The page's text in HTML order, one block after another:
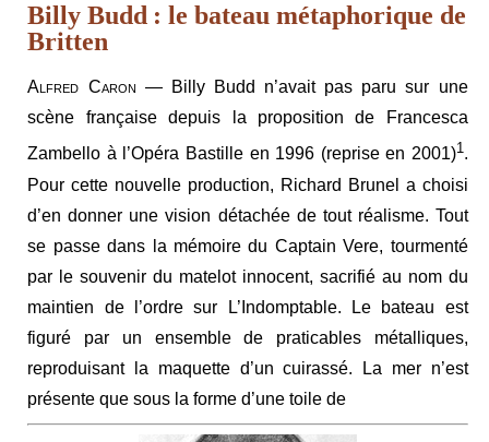
Billy Budd : le bateau métaphorique de
Britten
Alfred Caron — Billy Budd n’avait pas paru sur une
scène française depuis la proposition de Francesca
Zambello à l’Opéra Bastille en 1996 (reprise en 2001)1.
Pour cette nouvelle production, Richard Brunel a choisi
d’en donner une vision détachée de tout réalisme. Tout
se passe dans la mémoire du Captain Vere, tourmenté
par le souvenir du matelot innocent, sacrifié au nom du
maintien de l’ordre sur L’Indomptable. Le bateau est
figuré par un ensemble de praticables métalliques,
reproduisant la maquette d’un cuirassé. La mer n’est
présente que sous la forme d’une toile de